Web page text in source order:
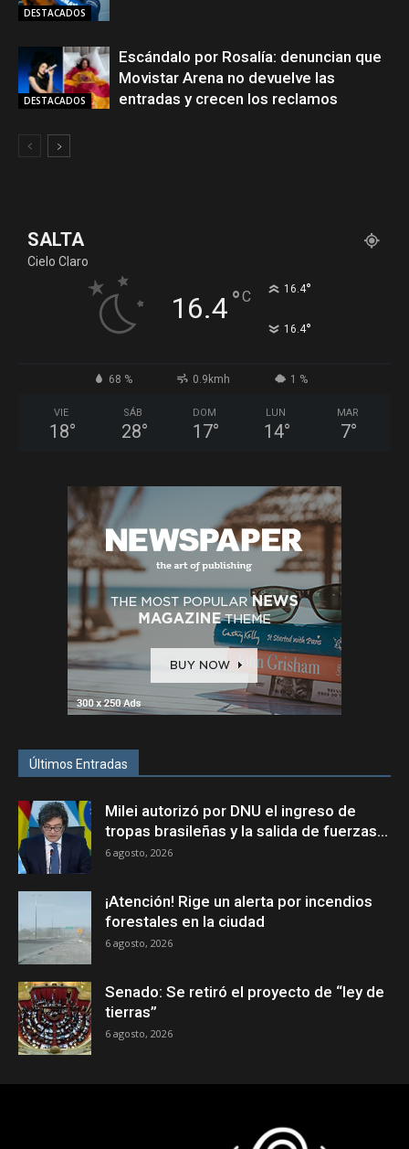
DESTACADOS
DESTACADOS
Escándalo por Rosalía: denuncian que
Movistar Arena no devuelve las
entradas y crecen los reclamos
SALTA
Cielo Claro
16.4°C 16.4°
16.4°
68 % 0.9kmh 1 %
VIE
18°
SÁB
28°
DOM
17°
LUN
14°
MAR
7°
Últimos Entradas
Milei autorizó por DNU el ingreso de
tropas brasileñas y la salida de fuerzas...
6 agosto, 2026
¡Atención! Rige un alerta por incendios
forestales en la ciudad
6 agosto, 2026
Senado: Se retiró el proyecto de “ley de
tierras”
6 agosto, 2026